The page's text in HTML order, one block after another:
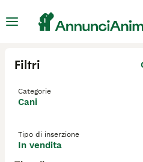
Filtri
Categorie
Cani
Tipo di inserzione
In vendita